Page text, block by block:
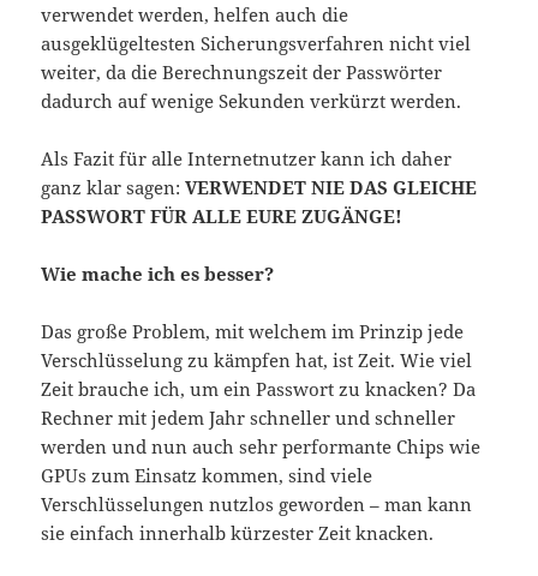
verwendet werden, helfen auch die
ausgeklügeltesten Sicherungsverfahren nicht viel
weiter, da die Berechnungszeit der Passwörter
dadurch auf wenige Sekunden verkürzt werden.
Als Fazit für alle Internetnutzer kann ich daher
ganz klar sagen:VERWENDET NIE DAS GLEICHE
PASSWORT FÜR ALLE EURE ZUGÄNGE!
Wie mache ich es besser?
Das große Problem, mit welchem im Prinzip jede
Verschlüsselung zu kämpfen hat, ist Zeit. Wie viel
Zeit brauche ich, um ein Passwort zu knacken? Da
Rechner mit jedem Jahr schneller und schneller
werden und nun auch sehr performante Chips wie
GPUs zum Einsatz kommen, sind viele
Verschlüsselungen nutzlos geworden – man kann
sie einfach innerhalb kürzester Zeit knacken.